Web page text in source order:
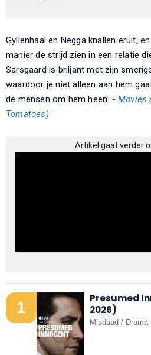
Gyllenhaal en Negga knallen eruit,
manier de strijd zien in een relatie
Sarsgaard is briljant met zijn
waardoor je niet alleen aan hem
de mensen om hem heen. - Movies
Tomatoes)
Artikel gaat verder
1
Presumed
2026)
Misdaad / Drama